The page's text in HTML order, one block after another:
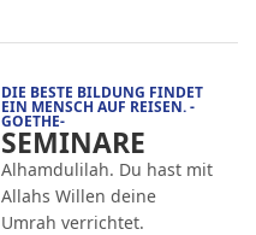
DIE BESTE BILDUNG FINDET
EIN MENSCH AUF REISEN. -
GOETHE-
SEMINARE
Alhamdulilah. Du hast mit
Allahs Willen deine
Umrah verrichtet.